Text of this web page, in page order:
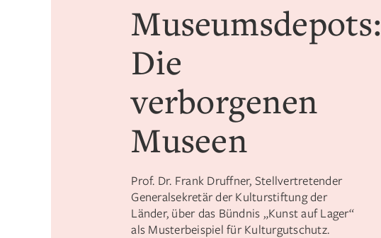
Museumsdepots:
Die
verborgenen
Museen
Prof. Dr. Frank Druffner, Stellvertretender
Generalsekretär der Kulturstiftung der
Länder, über das Bündnis „Kunst auf Lager“
als Musterbeispiel für Kulturgutschutz.